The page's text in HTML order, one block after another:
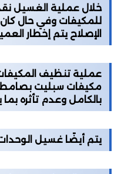
خلال عملية الغسيل
للمكيفات وفي حال كان
الإصلاح يتم إخطار
عملية تنظيف
مكيفات سبليت
بالكامل وعدم تأثره
يتم أيضًا غسيل